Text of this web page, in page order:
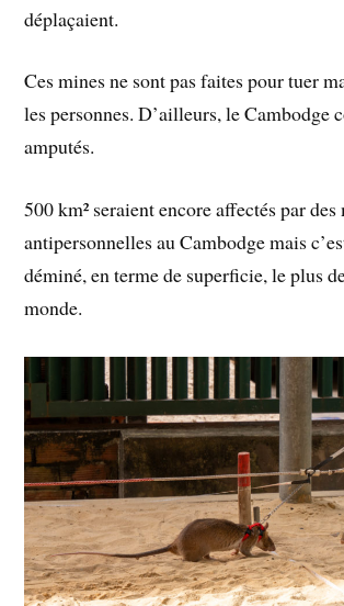
déplaçaient.
Ces mines ne sont pas faites pour tuer
les personnes. D’ailleurs, le Cambodge
amputés.
500 km² seraient encore affectés par des
antipersonnelles au Cambodge mais
déminé, en terme de superficie, le plus
monde.